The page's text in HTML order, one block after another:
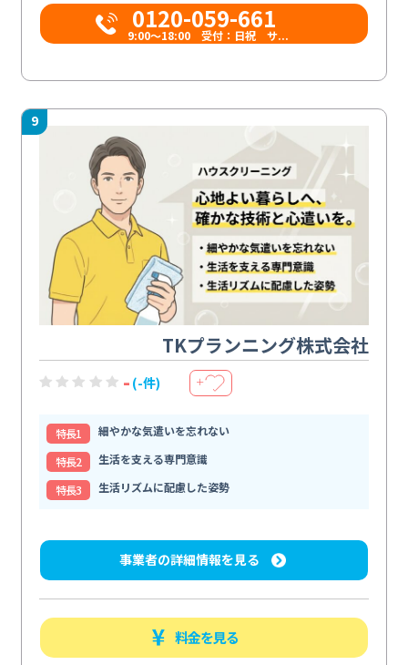
0120-059-661
9:00〜18:00 受付：日祝 サ...
9
TKプランニング株式会社
- (-件) ＋
特⻑1
細やかな気遣いを忘れない
特⻑2
生活を支える専門意識
特⻑3
生活リズムに配慮した姿勢
事業者の詳細情報を見る
料金を見る